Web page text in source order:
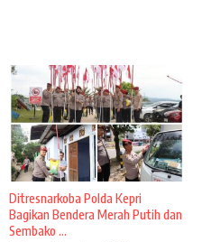
Ditresnarkoba Polda Kepri
Bagikan Bendera Merah Putih dan
Sembako ...